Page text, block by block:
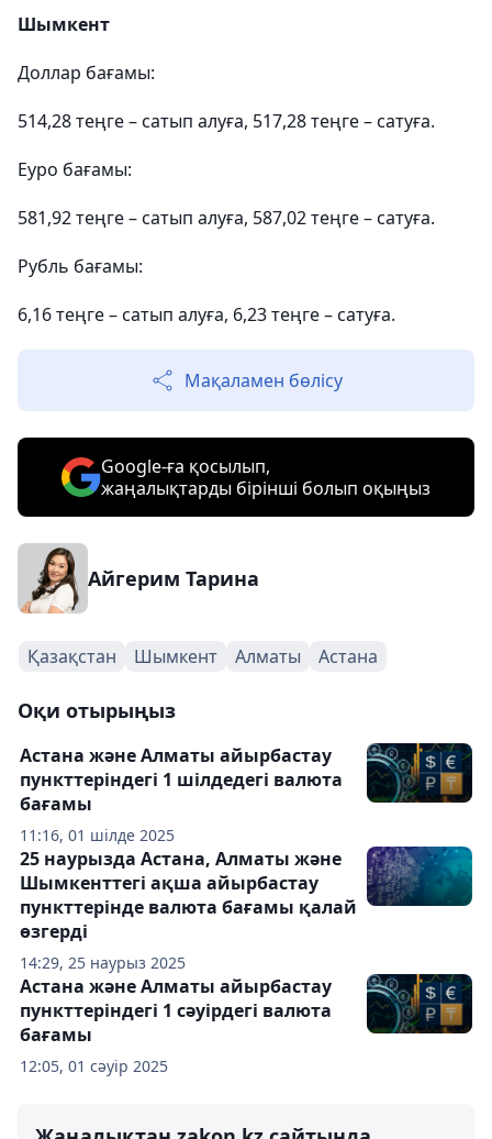
Шымкент
Доллар бағамы:
514,28 теңге – сатып алуға, 517,28 теңге – сатуға.
Еуро бағамы:
581,92 теңге – сатып алуға, 587,02 теңге – сатуға.
Рубль бағамы:
6,16 теңге – сатып алуға, 6,23 теңге – сатуға.
Мақаламен бөлісу
Google-ға қосылып,
жаңалықтарды бірінші болып оқыңыз
Айгерим Тарина
Қазақстан Шымкент Алматы Астана
Оқи отырыңыз
11:16, 01 шілде 2025
Астана және Алматы айырбастау
пункттеріндегі 1 шілдедегі валюта
бағамы
14:29, 25 наурыз 2025
25 наурызда Астана, Алматы және
Шымкенттегі ақша айырбастау
пункттерінде валюта бағамы қалай
өзгерді
12:05, 01 сәуір 2025
Астана және Алматы айырбастау
пункттеріндегі 1 сәуірдегі валюта
бағамы